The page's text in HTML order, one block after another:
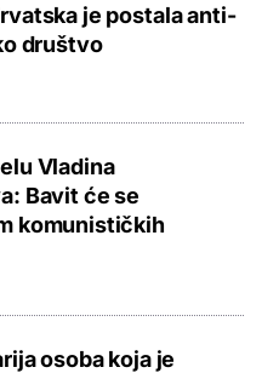
je postala anti-
društvo
Vladina
Bavit će se
komunističkih
osoba koja je